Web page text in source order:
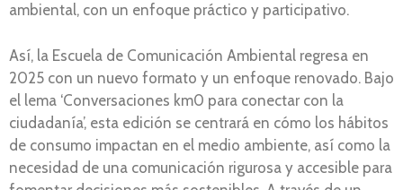
ambiental, con un enfoque práctico y participativo.
Así, la Escuela de Comunicación Ambiental regresa en
2025 con un nuevo formato y un enfoque renovado. Bajo
el lema ‘Conversaciones km0 para conectar con la
ciudadanía’, esta edición se centrará en cómo los hábitos
de consumo impactan en el medio ambiente, así como la
necesidad de una comunicación rigurosa y accesible para